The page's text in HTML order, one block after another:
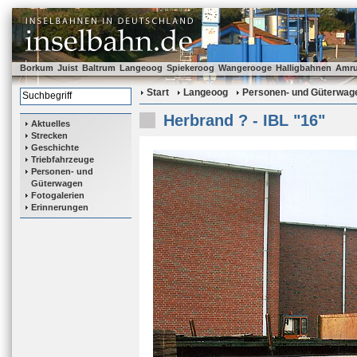
Borkum Juist Baltrum Langeoog Spiekeroog Wangerooge Halligbahnen
Aktuelles
Strecken
Geschichte
Triebfahrzeuge
Personen- und
Güterwagen
Fotogalerien
Erinnerungen
Start Langeoog Personen- und
Herbrand ? - IBL "16"